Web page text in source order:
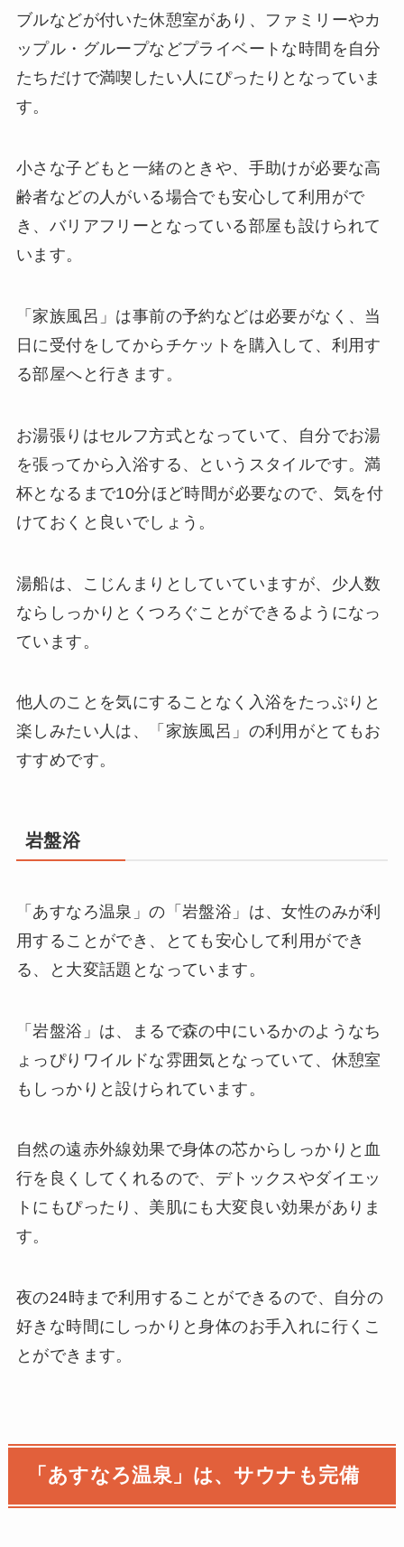
ブルなどが付いた休憩室があり、ファミリーやカ
ップル・グループなどプライベートな時間を自分
たちだけで満喫したい人にぴったりとなっていま
す。
小さな子どもと一緒のときや、手助けが必要な高
齢者などの人がいる場合でも安心して利用がで
き、バリアフリーとなっている部屋も設けられて
います。
「家族風呂」は事前の予約などは必要がなく、当
日に受付をしてからチケットを購入して、利用す
る部屋へと行きます。
お湯張りはセルフ方式となっていて、自分でお湯
を張ってから入浴する、というスタイルです。満
杯となるまで10分ほど時間が必要なので、気を付
けておくと良いでしょう。
湯船は、こじんまりとしていていますが、少人数
ならしっかりとくつろぐことができるようになっ
ています。
他人のことを気にすることなく入浴をたっぷりと
楽しみたい人は、「家族風呂」の利用がとてもお
すすめです。
岩盤浴
「あすなろ温泉」の「岩盤浴」は、女性のみが利
用することができ、とても安心して利用ができ
る、と大変話題となっています。
「岩盤浴」は、まるで森の中にいるかのようなち
ょっぴりワイルドな雰囲気となっていて、休憩室
もしっかりと設けられています。
自然の遠赤外線効果で身体の芯からしっかりと血
行を良くしてくれるので、デトックスやダイエッ
トにもぴったり、美肌にも大変良い効果がありま
す。
夜の24時まで利用することができるので、自分の
好きな時間にしっかりと身体のお手入れに行くこ
とができます。
「あすなろ温泉」は、サウナも完備